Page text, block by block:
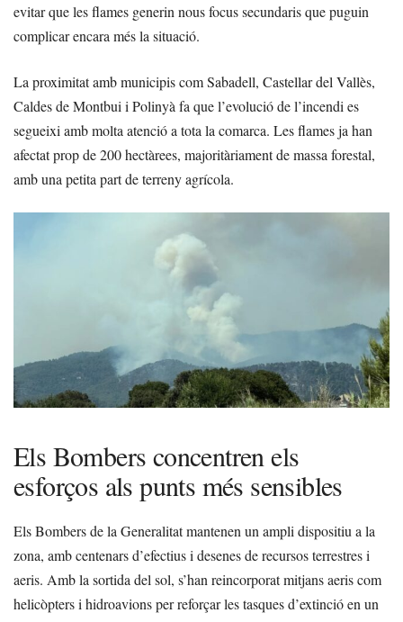
evitar que les flames generin nous focus secundaris que puguin
complicar encara més la situació.
La proximitat amb municipis com Sabadell, Castellar del Vallès,
Caldes de Montbui i Polinyà fa que l’evolució de l’incendi es
segueixi amb molta atenció a tota la comarca. Les flames ja han
afectat prop de 200 hectàrees, majoritàriament de massa forestal,
amb una petita part de terreny agrícola.
Els Bombers concentren els
esforços als punts més sensibles
Els Bombers de la Generalitat mantenen un ampli dispositiu a la
zona, amb centenars d’efectius i desenes de recursos terrestres i
aeris. Amb la sortida del sol, s’han reincorporat mitjans aeris com
helicòpters i hidroavions per reforçar les tasques d’extinció en un